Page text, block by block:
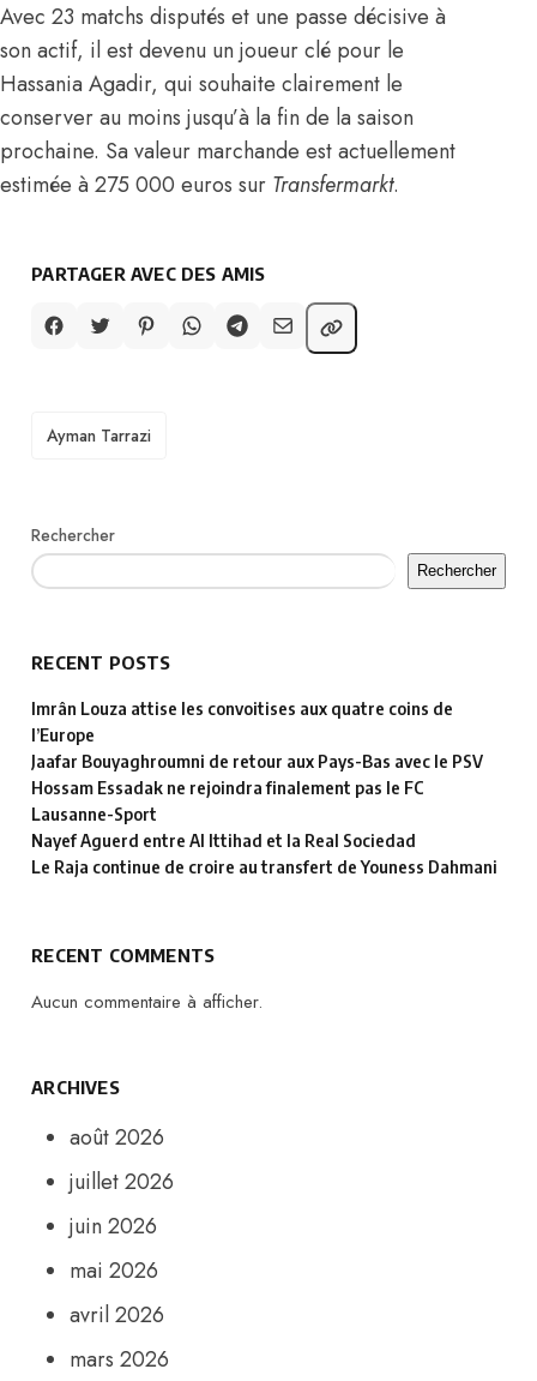
Avec 23 matchs disputés et une passe décisive à
son actif, il est devenu un joueur clé pour le
Hassania Agadir, qui souhaite clairement le
conserver au moins jusqu’à la fin de la saison
prochaine. Sa valeur marchande est actuellement
estimée à 275 000 euros sur Transfermarkt.
PARTAGER AVEC DES AMIS
TAGS
Ayman Tarrazi
Rechercher
Rechercher
RECENT POSTS
Imrân Louza attise les convoitises aux quatre coins de
l’Europe
Jaafar Bouyaghroumni de retour aux Pays-Bas avec le PSV
Hossam Essadak ne rejoindra finalement pas le FC
Lausanne-Sport
Nayef Aguerd entre Al Ittihad et la Real Sociedad
Le Raja continue de croire au transfert de Youness Dahmani
RECENT COMMENTS
Aucun commentaire à afficher.
ARCHIVES
août 2026
juillet 2026
juin 2026
mai 2026
avril 2026
mars 2026